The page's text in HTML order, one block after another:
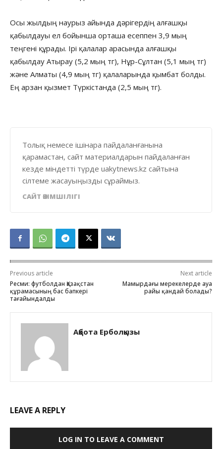
Осы жылдың наурыз айында дәрігердің алғашқы
қабылдауы ел бойынша орташа есеппен 3,9 мың
теңгені құрады. Ірі қалалар арасында алғашқы
қабылдау Атырау (5,2 мың тг), Нұр-Сұлтан (5,1 мың тг)
және Алматы (4,9 мың тг) қалаларында қымбат болды.
Ең арзан қызмет Түркістанда (2,5 мың тг).
Толық немесе ішінара пайдаланғанына
қарамастан, сайт материалдарын пайдаланған
кезде міндетті түрде uakytnews.kz сайтына
сілтеме жасауыңызды сұраймыз.
САЙТ ӘКІМШІЛІГІ
Previous article
Ресми: футболдан Қазақстан
құрамасының бас бапкері
тағайындалды
Next article
Мамырдағы мерекелерде ауа
райы қандай болады?
Ақбота Ерболқызы
LEAVE A REPLY
LOG IN TO LEAVE A COMMENT